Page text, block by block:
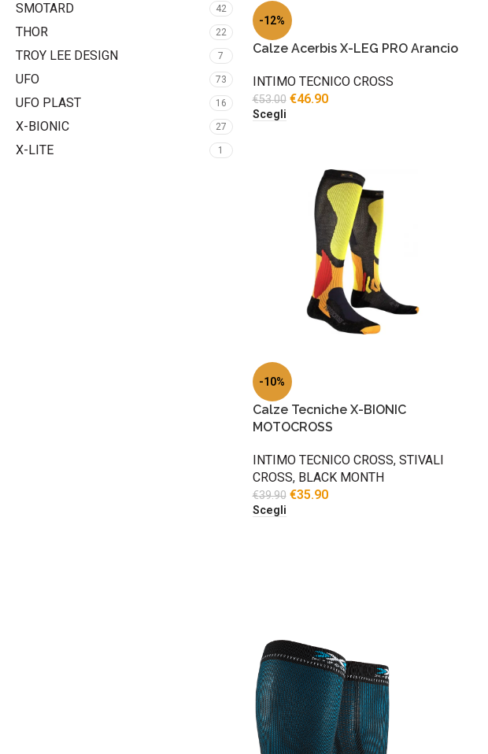
SMOTARD 42
THOR 22
TROY LEE DESIGN 7
UFO 73
UFO PLAST 16
X-BIONIC 27
X-LITE 1
-12%
Calze Acerbis X-LEG PRO Arancio
INTIMO TECNICO CROSS
€53.00 €46.90
Scegli
-10%
Calze Tecniche X-BIONIC
MOTOCROSS
INTIMO TECNICO CROSS, STIVALI
CROSS, BLACK MONTH
€39.90 €35.90
Scegli